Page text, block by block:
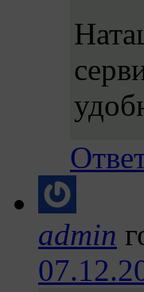
admin